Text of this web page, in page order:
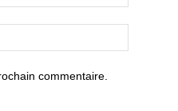
commentaire.